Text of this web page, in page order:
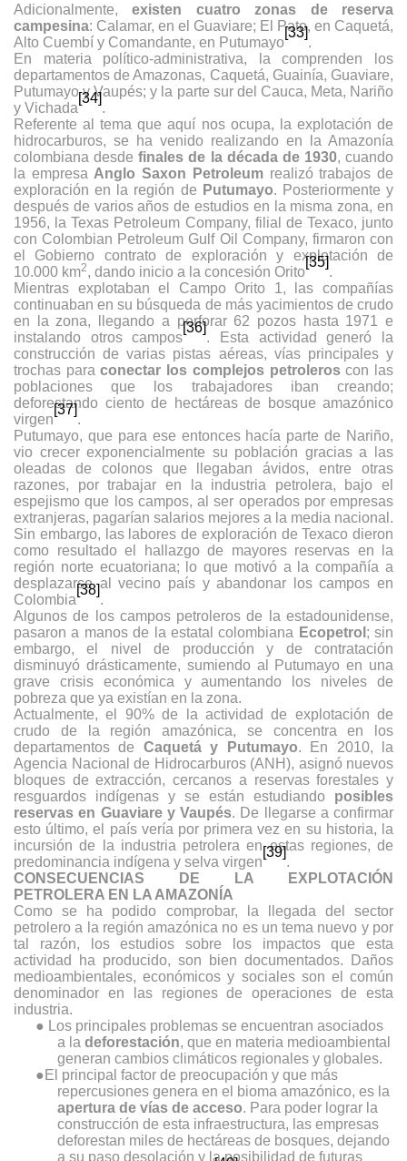
Adicionalmente,existen cuatro zonas de reserva
campesina: Calamar, en el Guaviare; El Pato, en Caquetá,
Alto Cuembí y Comandante, en Putumayo
[33]
.
En materia político-administrativa, la comprenden los
departamentos de Amazonas, Caquetá, Guainía, Guaviare,
Putumayo y Vaupés; y la parte sur del Cauca, Meta, Nariño
y Vichada
[34]
.
Referente al tema que aquí nos ocupa, la explotación de
hidrocarburos, se ha venido realizando en la Amazonía
colombiana desdefinales de la década de 1930, cuando
la empresa Anglo Saxon Petroleumrealizó trabajos de
exploración en la región de Putumayo. Posteriormente y
después de varios años de estudios en la misma zona, en
1956, la Texas Petroleum Company, filial de Texaco, junto
con Colombian Petroleum Gulf Oil Company, firmaron con
el Gobierno contrato de exploración y explotación de
10.000 km2, dando inicio a la concesión Orito
[35]
.
Mientras explotaban el Campo Orito 1, las compañías
continuaban en su búsqueda de más yacimientos de crudo
en la zona, llegando a perforar 62 pozos hasta 1971 e
instalando otros campos
[36]
. Esta actividad generó la
construcción de varias pistas aéreas, vías principales y
trochas paraconectar los complejos petroleroscon las
poblaciones que los trabajadores iban creando;
deforestando ciento de hectáreas de bosque amazónico
virgen
[37]
.
Putumayo, que para ese entonces hacía parte de Nariño,
vio crecer exponencialmente su población gracias a las
oleadas de colonos que llegaban ávidos, entre otras
razones, por trabajar en la industria petrolera, bajo el
espejismo que los campos, al ser operados por empresas
extranjeras, pagarían salarios mejores a la media nacional.
Sin embargo, las labores de exploración de Texaco dieron
como resultado el hallazgo de mayores reservas en la
región norte ecuatoriana; lo que motivó a la compañía a
desplazarse al vecino país y abandonar los campos en
Colombia
[38]
.
Algunos de los campos petroleros de la estadounidense,
pasaron a manos de la estatal colombiana Ecopetrol ; sin
embargo, el nivel de producción y de contratación
disminuyó drásticamente, sumiendo al Putumayo en una
grave crisis económica y aumentando los niveles de
pobreza que ya existían en la zona.
Actualmente, el 90% de la actividad de explotación de
crudo de la región amazónica, se concentra en los
departamentos de Caquetá y Putumayo. En 2010, la
Agencia Nacional de Hidrocarburos (ANH), asignó nuevos
bloques de extracción, cercanos a reservas forestales y
resguardos indígenas y se están estudiando posibles
reservas en Guaviare y Vaupés. De llegarse a confirmar
esto último, el país vería por primera vez en su historia, la
incursión de la industria petrolera en estas regiones, de
predominancia indígena y selva virgen
[39]
.
CONSECUENCIAS DE LA EXPLOTACIÓN
PETROLERA EN LA AMAZONÍA
Como se ha podido comprobar, la llegada del sector
petrolero a la región amazónica no es un tema nuevo y por
tal razón, los estudios sobre los impactos que esta
actividad ha producido, son bien documentados. Daños
medioambientales, económicos y sociales son el común
denominador en las regiones de operaciones de esta
industria.
● Los principales problemas se encuentran asociados
a la deforestación, que en materia medioambiental
generan cambios climáticos regionales y globales.
● El principal factor de preocupación y que más
repercusiones genera en el bioma amazónico, es la
apertura de vías de acceso. Para poder lograr la
construcción de esta infraestructura, las empresas
deforestan miles de hectáreas de bosques, dejando
a su paso desolación y la posibilidad de futuras